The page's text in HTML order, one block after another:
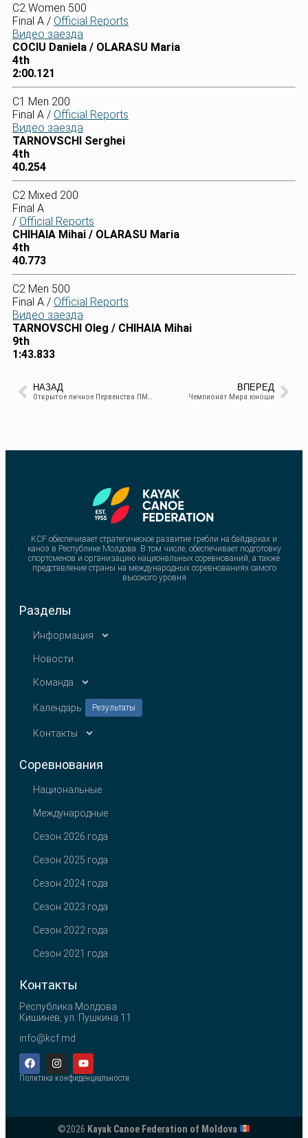
C2 Women 500
Final A / Official Reports
Видео заезда
COCIU Daniela / OLARASU Maria
4th
2:00.121
C1 Men 200
Final A / Official Reports
Видео заезда
TARNOVSCHI Serghei
4th
40.254
C2 Mixed 200
Final A
/ Official Reports
CHIHAIA Mihai / OLARASU Maria
4th
40.773
C2 Men 500
Final A / Official Reports
Видео заезда
TARNOVSCHI Oleg / CHIHAIA Mihai
9th
1:43.833
НАЗАД
Открытоe личноe Первенства ПМР среди юношей и девушек 2007-2010
ВПЕРЕД
Чемпионат Мира юноши
KCF обеспечивает стратегическое развитие гребли на байдарках и
каноэ в Республике Молдова. В том числе, обеспечивает подготовку
спортсменов и организацию национальных соревнований, а также
представление страны на международных соревнованиях самого
высокого уровня
Разделы
Информация
Новости
Команда
Календарь Результаты
Контакты
Соревнования
Национальные
Международные
Сезон 2026 года
Сезон 2025 года
Сезон 2024 года
Сезон 2023 года
Сезон 2022 года
Сезон 2021 года
Контакты
Республика Молдова
Кишинев, ул. Пушкина 11
info@kcf.md
Политика конфиденциальности
©2026 Kayak Canoe Federation of Moldova